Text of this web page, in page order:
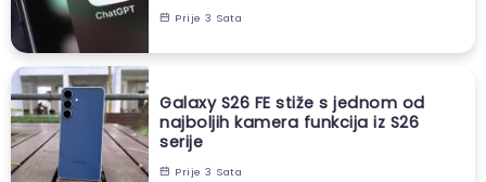
Prije 3 Sata
Galaxy S26 FE stiže s jednom od
najboljih kamera funkcija iz S26
serije
Prije 3 Sata